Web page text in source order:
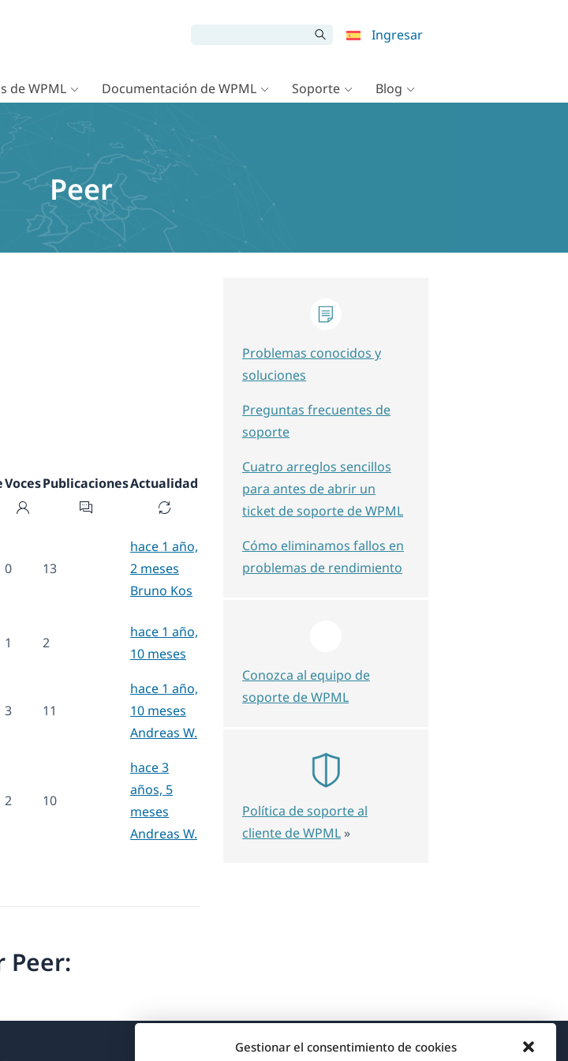
Gestionar el consentimiento de cookies
Ingresar
de WPML Documentación de WPML Soporte Blog
Peer
VocesPublicacionesActualidad
0 13
hace 1 año,
2 meses
Bruno Kos
1 2
hace 1 año,
10 meses
3 11
hace 1 año,
10 meses
Andreas W.
2 10
hace 3
años, 5
meses
Andreas W.
Peer:
Problemas conocidos y
soluciones
Preguntas frecuentes de
soporte
Cuatro arreglos sencillos
para antes de abrir un
ticket de soporte de WPML
Cómo eliminamos fallos en
problemas de rendimiento
Conozca al equipo de
soporte de WPML
Política de soporte al
cliente de WPML »